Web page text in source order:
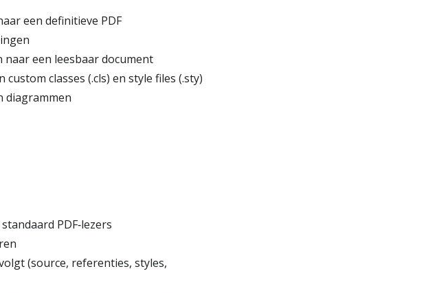
een definitieve PDF
een leesbaar document
classes (.cls) en style files (.sty)
diagrammen
PDF‑lezers
(source, referenties, styles,